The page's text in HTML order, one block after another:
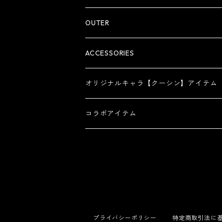
OUTER
ACCESSORIES
オリジナルキャラ【クーシン】アイテム
コラボアイテム
プライバシーポリシー 特定商取引法に